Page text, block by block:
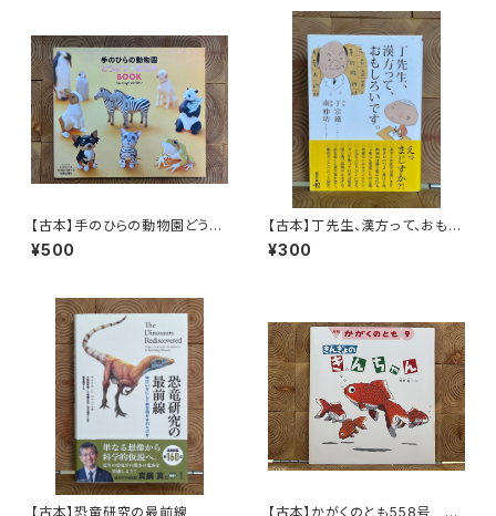
【古本】手のひらの動物園どうぶ
つ・紙工作BOOK
¥500
【古本】丁先生、漢方って、おもし
ろいです。
¥300
【古本】恐竜研究の最前線 【古本】かがくのとも558号 き